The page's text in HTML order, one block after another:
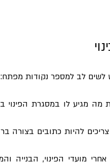
לשים לב למספר נקודות מפתח: